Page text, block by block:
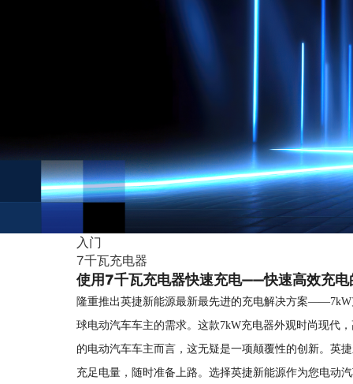
入门
7千瓦充电器
使用7千瓦充电器快速充电——快速高效充电
隆重推出英捷新能源最新最先进的充电解决方案
球电动汽车车主的需求。这款7kW充电器外观时尚现代
的电动汽车车主而言，这无疑是一项颠覆性的创新。英
充足电量，随时准备上路。选择英捷新能源作为您电动